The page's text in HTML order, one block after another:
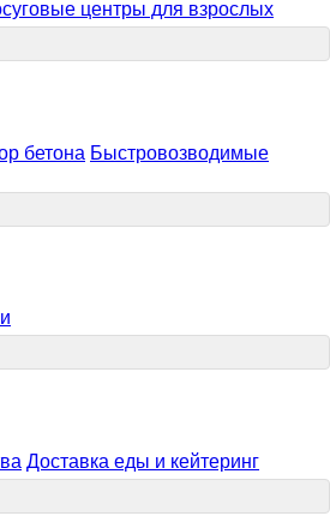
центры для взрослых
бетона Быстровозводимые
Доставка еды и кейтеринг